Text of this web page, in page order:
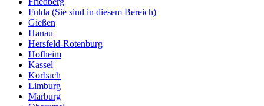
Fulda (Sie sind in diesem Bereich)
Gießen
Hanau
Hersfeld-Rotenburg
Hofheim
Kassel
Korbach
Limburg
Marburg